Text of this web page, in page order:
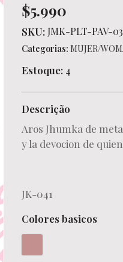
$5.990
SKU: JMK-PLT-PAV-03
Categorias: MUJER/
Estoque: 4
Descrição
Aros Jhumka de
y la devocion de
JK-041
Colores basicos